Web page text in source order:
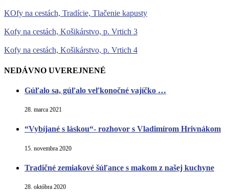
KOfy na cestách, Tradície, Tlačenie kapusty
Kofy na cestách, Košikárstvo, p. Vrtich 3
Kofy na cestách, Košikárstvo, p. Vrtich 4
NEDÁVNO UVEREJNENÉ
Gúľalo sa, gúľalo veľkonočné vajíčko …
28. marca 2021
“Vybíjané s láskou“- rozhovor s Vladimírom Hrivnákom
15. novembra 2020
Tradičné zemiakové šúľance s makom z našej kuchyne
28. októbra 2020